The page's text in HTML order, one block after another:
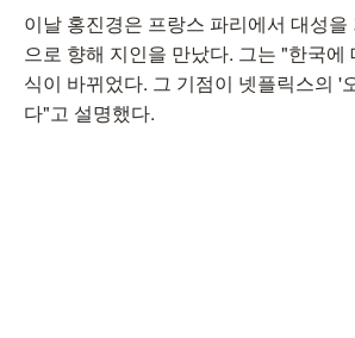
이날 홍진경은 프랑스 파리에서 대성을
으로 향해 지인을 만났다. 그는 "한국에
식이 바뀌었다. 그 기점이 넷플릭스의 '
다"고 설명했다.